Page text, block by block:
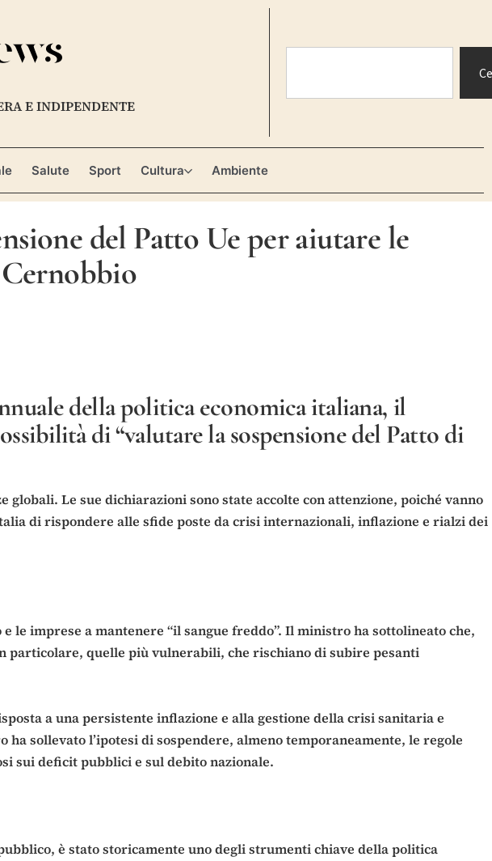
E INDIPENDENTE
Salute Sport Cultura Ambiente
del Patto Ue per aiutare le
della politica economica italiana, il
di “valutare la sospensione del Patto di
Le sue dichiarazioni sono state accolte con attenzione, poiché vanno
di rispondere alle sfide poste da crisi internazionali, inflazione e rialzi dei
le imprese a mantenere “il sangue freddo”. Il ministro ha sottolineato che,
particolare, quelle più vulnerabili, che rischiano di subire pesanti
a una persistente inflazione e alla gestione della crisi sanitaria e
sollevato l’ipotesi di sospendere, almeno temporaneamente, le regole
sui deficit pubblici e sul debito nazionale.
è stato storicamente uno degli strumenti chiave della politica